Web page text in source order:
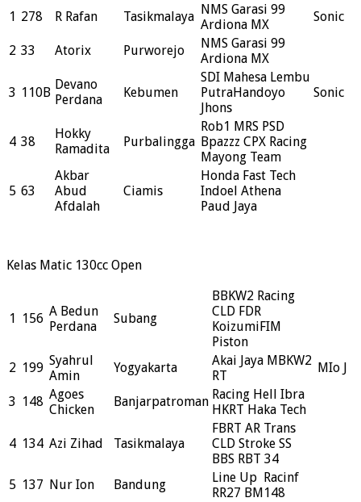
1 278 R Rafan Tasikmalaya NMS Garasi 99
Ardiona MX
Sonic
2 33 Atorix Purworejo
NMS Garasi 99
Ardiona MX
3 110B
Devano
Perdana
Kebumen
SDI Mahesa Lembu
PutraHandoyo
Jhons
Sonic
4 38
Hokky
Ramadita
Purbalingga
Rob1 MRS PSD
Bpazzz CPX Racing
Mayong Team
5 63
Akbar
Abud
Afdalah
Ciamis
Honda Fast Tech
Indoel Athena
Paud Jaya
Kelas Matic 130cc Open
1 156 A Bedun
Perdana
Subang
BBKW2 Racing
CLD FDR
KoizumiFIM
Piston
2 199 Syahrul
Amin
Yogyakarta
Akai Jaya MBKW2
RT
MIo J
3 148 Agoes
Chicken
Banjarpatroman Racing Hell Ibra
HKRT Haka Tech
4 134 Azi Zihad Tasikmalaya
FBRT AR Trans
CLD Stroke SS
BBS RBT 34
5 137 Nur Ion Bandung
Line Up Racinf
RR27 BM148